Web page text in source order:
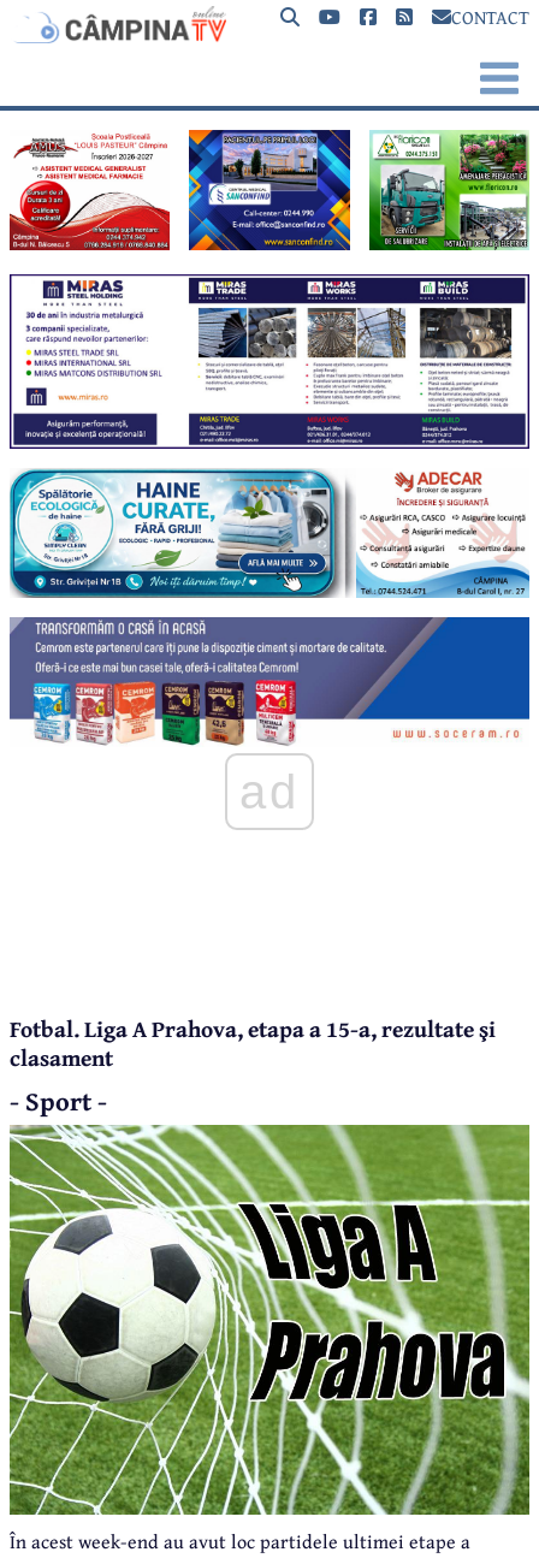
CONTACT
ad
Fotbal. Liga A Prahova, etapa a 15-a, rezultate şi
clasament
- Sport -
În acest week-end au avut loc partidele ultimei etape a